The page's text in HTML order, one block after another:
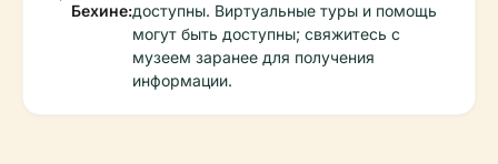
Бехине:доступны. Виртуальные туры и помощь
могут быть доступны; свяжитесь с
музеем заранее для получения
информации.